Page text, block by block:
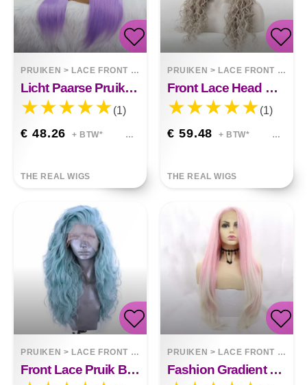
PRUIKEN > LACE FRONT WIGS
Licht Paarse Pruik Met Kant Aan De Voorkant
(1)
€ 48.26 + BTW*
THE REAL WIGS
PRUIKEN > LACE FRONT WIGS
Front Lace Head Cover Pruik
(1)
€ 59.48 + BTW*
THE REAL WIGS
PRUIKEN > LACE FRONT WIGS
Front Lace Pruik Blauwachtig Cyaan
PRUIKEN > LACE FRONT WIGS
Fashion Gradient Big Wave Fluffy Pruik Roze Blond